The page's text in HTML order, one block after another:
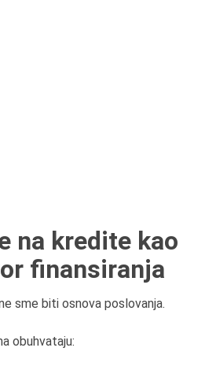
na kredite kao
finansiranja
sme biti osnova poslovanja.
obuhvataju: